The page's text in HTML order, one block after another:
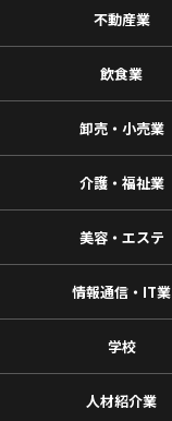
不動産業
飲食業
卸売・小売業
介護・福祉業
美容・エステ
情報通信・IT業
学校
人材紹介業